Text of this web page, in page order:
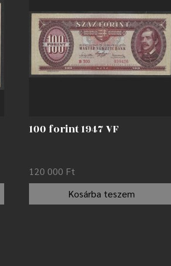
100 forint 1947 VF
120 000 Ft
Kosárba teszem